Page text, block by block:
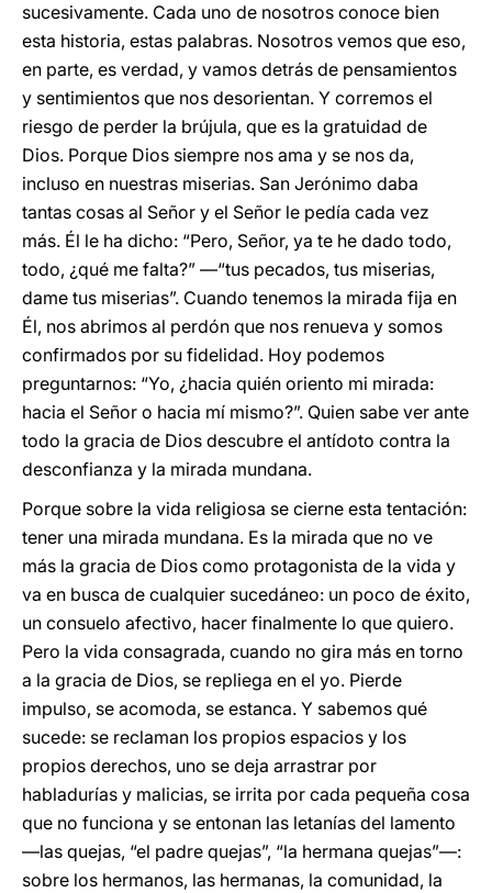
sucesivamente. Cada uno de nosotros conoce bien
esta historia, estas palabras. Nosotros vemos que eso,
en parte, es verdad, y vamos detrás de pensamientos
y sentimientos que nos desorientan. Y corremos el
riesgo de perder la brújula, que es la gratuidad de
Dios. Porque Dios siempre nos ama y se nos da,
incluso en nuestras miserias. San Jerónimo daba
tantas cosas al Señor y el Señor le pedía cada vez
más. Él le ha dicho: “Pero, Señor, ya te he dado todo,
todo, ¿qué me falta?” —“tus pecados, tus miserias,
dame tus miserias”. Cuando tenemos la mirada fija en
Él, nos abrimos al perdón que nos renueva y somos
confirmados por su fidelidad. Hoy podemos
preguntarnos: “Yo, ¿hacia quién oriento mi mirada:
hacia el Señor o hacia mí mismo?”. Quien sabe ver ante
todo la gracia de Dios descubre el antídoto contra la
desconfianza y la mirada mundana.
Porque sobre la vida religiosa se cierne esta tentación:
tener una mirada mundana. Es la mirada que no ve
más la gracia de Dios como protagonista de la vida y
va en busca de cualquier sucedáneo: un poco de éxito,
un consuelo afectivo, hacer finalmente lo que quiero.
Pero la vida consagrada, cuando no gira más en torno
a la gracia de Dios, se repliega en el yo. Pierde
impulso, se acomoda, se estanca. Y sabemos qué
sucede: se reclaman los propios espacios y los
propios derechos, uno se deja arrastrar por
habladurías y malicias, se irrita por cada pequeña cosa
que no funciona y se entonan las letanías del lamento
—las quejas, “el padre quejas”, “la hermana quejas”—:
sobre los hermanos, las hermanas, la comunidad, la